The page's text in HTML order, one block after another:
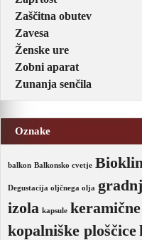
Zaščitna obutev
Zavesa
Ženske ure
Zobni aparat
Zunanja senčila
Oznake
balkon Balkonsko cvetje
Degustacija oljčnega olja
izola kapsule
kopalniške ploščice